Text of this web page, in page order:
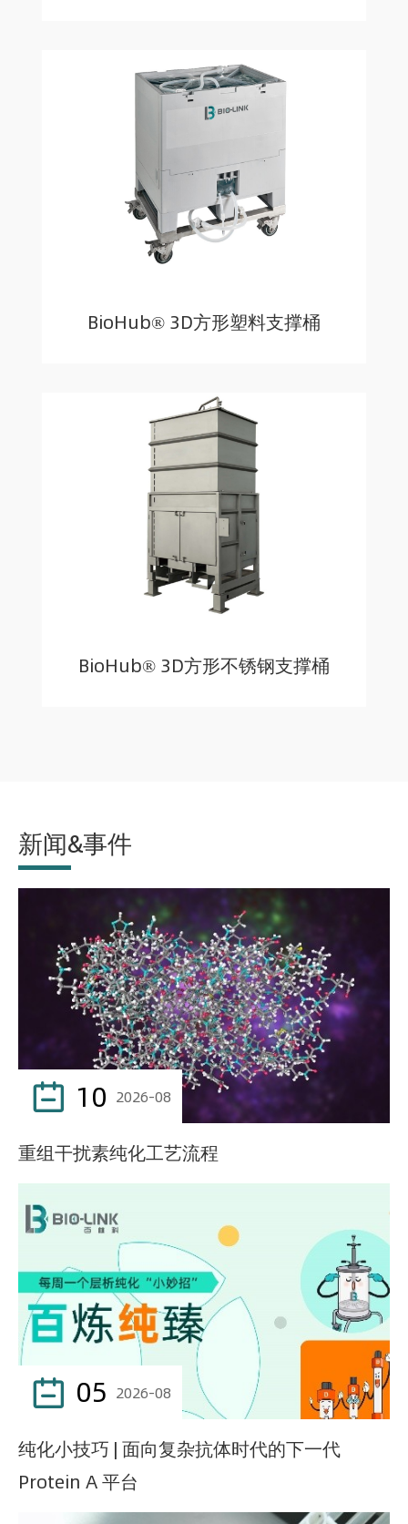
BioHub® 3D方形塑料支撑桶
BioHub® 3D方形不锈钢支撑桶
新闻&事件
 10 2026-08
重组干扰素纯化工艺流程
 05 2026-08
纯化小技巧 | 面向复杂抗体时代的下一代
Protein A 平台